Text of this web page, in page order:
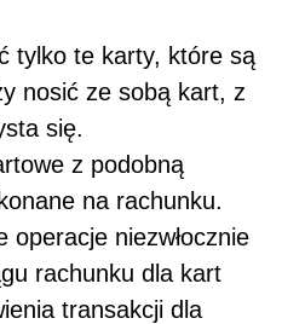
tylko te karty, które są
nosić ze sobą kart, z
się.
z podobną
na rachunku.
operacje niezwłocznie
rachunku dla kart
transakcji dla